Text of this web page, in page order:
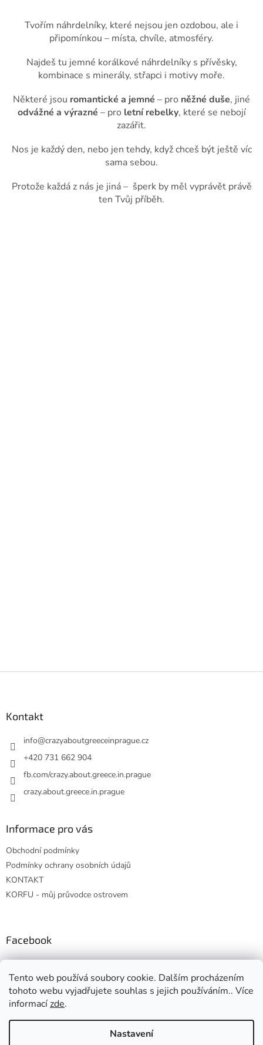
Tento web používá soubory cookie. Dalším procházením
tohoto webu vyjadřujete souhlas s jejich používáním.. Více
informacízde.
Nastavení
roztomilého mrkajícího oka na
bílém podkladu.
a
c
í
r
v
y
v
ý
p
s
u
Tvořím náhrdelníky, které nejsou jen ozdobou, ale i
připomínkou – místa, chvíle, atmosféry.
Najdeš tu jemné korálkové náhrdelníky s přívěsky,
kombinace s minerály, střapci i motivy moře.
Některé jsou romantické a jemné – pro něžné duše, jiné
odvážné a výrazné – pro letní rebelky, které se nebojí
zazářit.
Nos je každý den, nebo jen tehdy, když chceš být ještě víc
sama sebou.
Protože každá z nás je jiná – šperk by měl vyprávět právě
ten Tvůj příběh.
Kontakt
info@crazyaboutgreeceinprague.cz
+420 731 662 904
fb.com/crazy.about.greece.in.prague
crazy.about.greece.in.prague
Informace pro vás
Obchodní podmínky
Podmínky ochrany osobních údajů
KONTAKT
KORFU - můj průvodce ostrovem
Facebook